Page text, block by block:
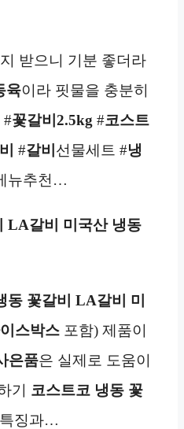
받으니 기분 좋더라
육이라 핏물을 충분히
#꽃갈비 2.5kg #코스트
#갈비 선물세트 #냉
뉴추천…
LA갈비 미국산 냉동
동 꽃갈비 LA갈비 미
스박스 포함) 제품이
은품은 실제로 도움이
기 코스트코 냉동 꽃
징과…